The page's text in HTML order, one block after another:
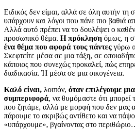
Ειδικός δεν είμαι, αλλά σε όλη αυτήν τη
υπάρχουν και λόγοι που πάνε πιο βαθιά
Αλλά αυτό πρέπει να το δουλέψει ο
προσωπικό θέμα. Η πρόκληση όμως, η
ένα θέμα που αφορά τους πάντες γύρω
Σκεφτείτε μέσα σε μια τάξη, σε
κάποιος που συνεχώς προκαλεί, πώς
διαδικασία. Ή μέσα σε μια οικογένεια.
Καλό είναι, λοιπόν, όταν επιλέγουμε
συμπεριφορά, να θυμόμαστε ότι μπορεί
που ζητάμε, αλλά με μορφή που δεν μας
πάρουμε το ακριβώς αντίθετο και να
«υπάρχουμε», βγαίνοντας στο